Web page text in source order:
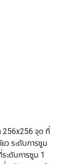
256x256 จุด ที่
ว ระดับการซูม
ะดับการซูม 1